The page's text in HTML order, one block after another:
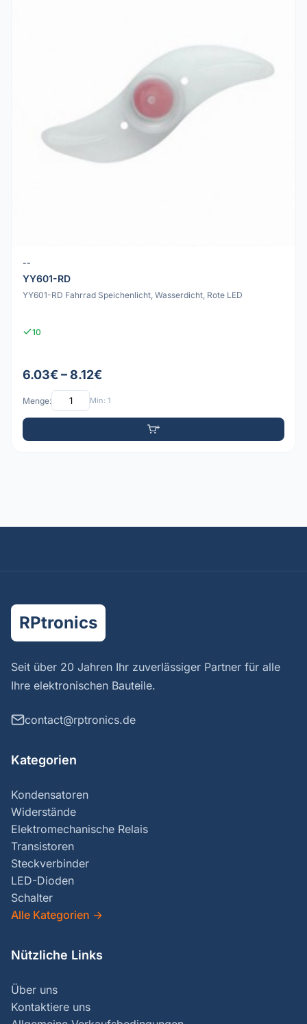
--
YY601-RD
YY601-RD Fahrrad Speichenlicht, Wasserdicht, Rote LED
10
6.03€ – 8.12€
Menge: Min: 1
RPtronics
Seit über 20 Jahren Ihr zuverlässiger Partner für alle
Ihre elektronischen Bauteile.
contact@rptronics.de
Kategorien
Kondensatoren
Widerstände
Elektromechanische Relais
Transistoren
Steckverbinder
LED-Dioden
Schalter
Alle Kategorien →
Nützliche Links
Über uns
Kontaktiere uns